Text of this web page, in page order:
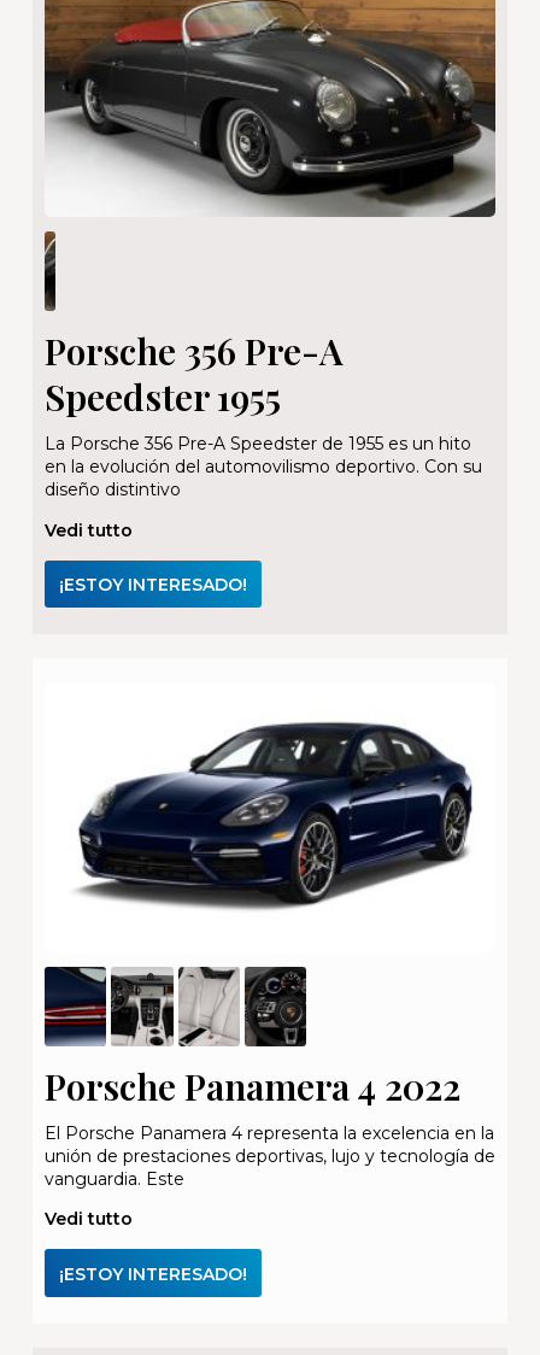
Porsche 356 Pre-A
Speedster 1955
La Porsche 356 Pre-A Speedster de 1955 es un hito
en la evolución del automovilismo deportivo. Con su
diseño distintivo
Vedi tutto
¡ESTOY INTERESADO!
Porsche Panamera 4 2022
El Porsche Panamera 4 representa la excelencia en la
unión de prestaciones deportivas, lujo y tecnología de
vanguardia. Este
Vedi tutto
¡ESTOY INTERESADO!